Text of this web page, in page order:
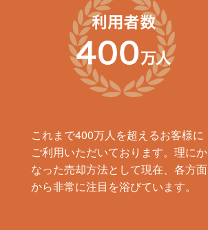
これまで400万人を超えるお客様に
ご利用いただいております。理にか
なった売却方法として現在、各方面
から非常に注目を浴びています。